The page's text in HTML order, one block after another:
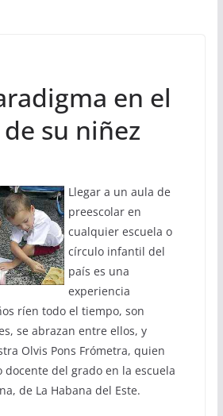
en el
su niñez
Llegar a un aula de
preescolar en
cualquier escuela o
círculo infantil del
país es una
experiencia
ríen todo el tiempo, son
se abrazan entre ellos, y
Olvis Pons Frómetra, quien
docente del grado en la escuela
de La Habana del Este.